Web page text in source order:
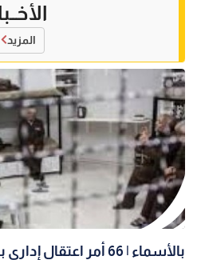
المزيد
بالأسماء | 66 أمر